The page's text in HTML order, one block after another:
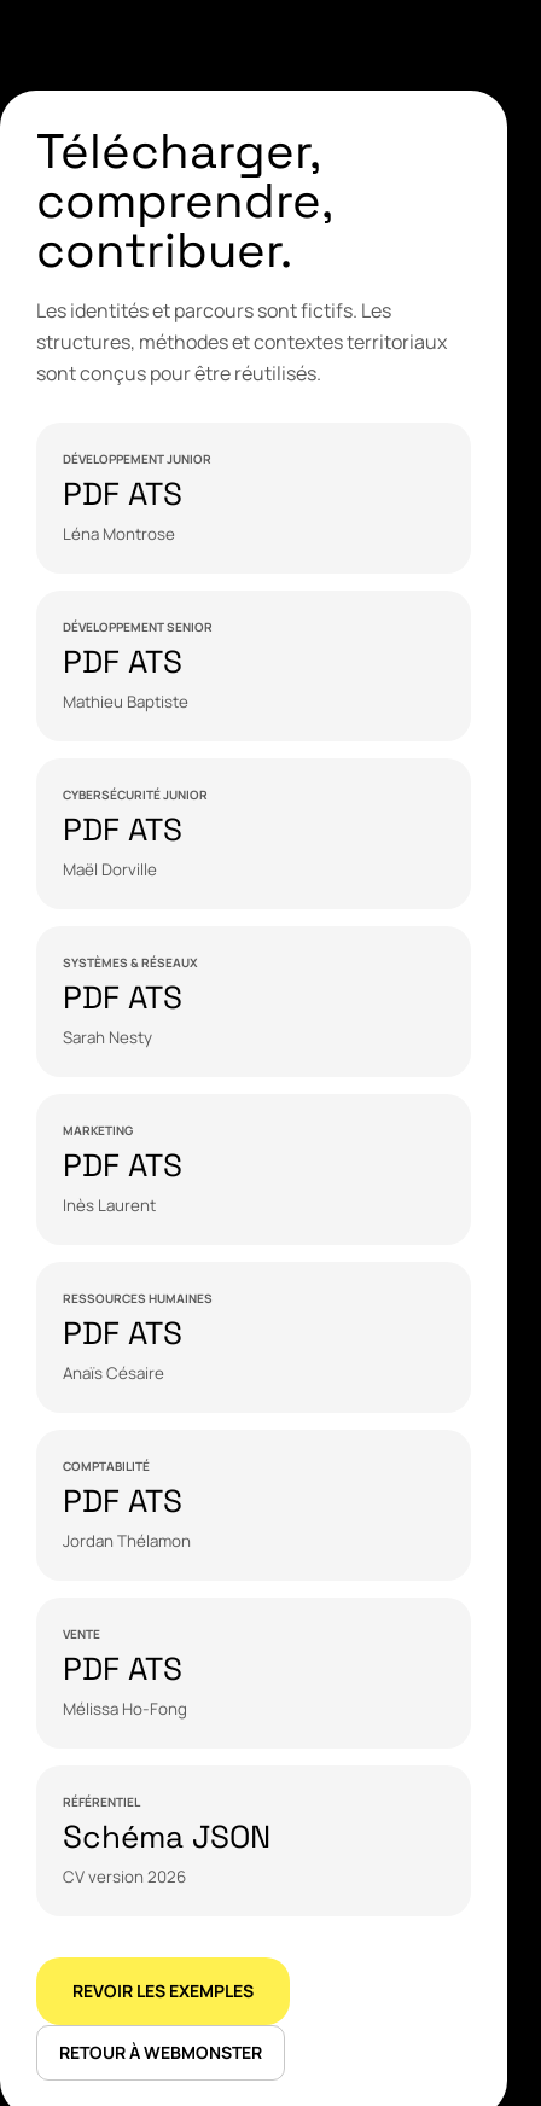
Télécharger,
comprendre,
contribuer.
Les identités et parcours sont fictifs. Les
structures, méthodes et contextes territoriaux
sont conçus pour être réutilisés.
DÉVELOPPEMENT JUNIOR
PDF ATS
Léna Montrose
DÉVELOPPEMENT SENIOR
PDF ATS
Mathieu Baptiste
CYBERSÉCURITÉ JUNIOR
PDF ATS
Maël Dorville
SYSTÈMES & RÉSEAUX
PDF ATS
Sarah Nesty
MARKETING
PDF ATS
Inès Laurent
RESSOURCES HUMAINES
PDF ATS
Anaïs Césaire
COMPTABILITÉ
PDF ATS
Jordan Thélamon
VENTE
PDF ATS
Mélissa Ho-Fong
RÉFÉRENTIEL
Schéma JSON
CV version 2026
REVOIR LES EXEMPLES
RETOUR À WEBMONSTER